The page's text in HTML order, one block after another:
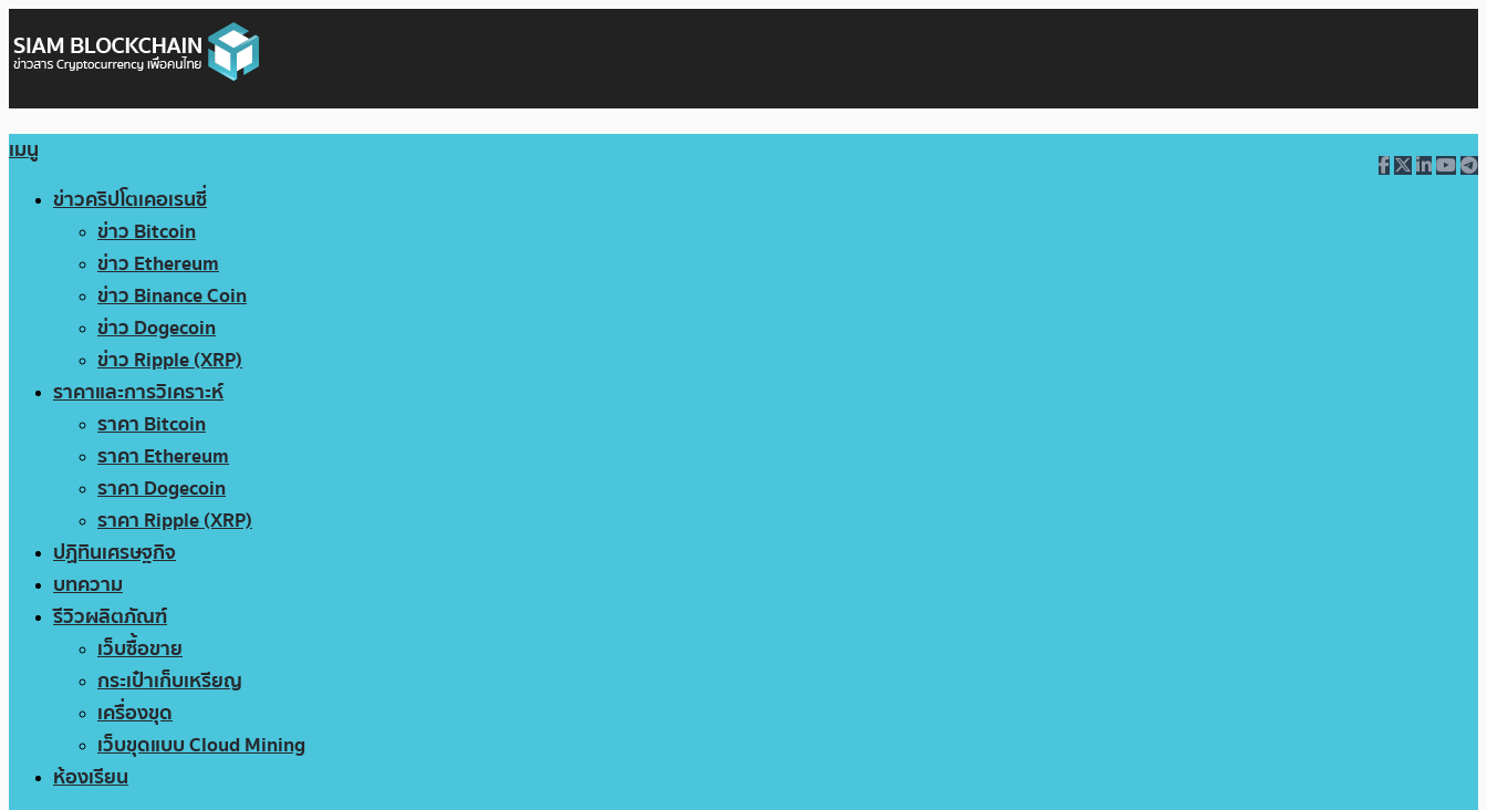
เมนู
ข่าวคริปโตเคอเรนซี่
ข่าว Bitcoin
ข่าว Ethereum
ข่าว Binance Coin
ข่าว Dogecoin
ข่าว Ripple (XRP)
ราคาและการวิเคราะห์
ราคา Bitcoin
ราคา Ethereum
ราคา Dogecoin
ราคา Ripple (XRP)
ปฏิทินเศรษฐกิจ
บทความ
รีวิวผลิตภัณฑ์
เว็บซื้อขาย
กระเป๋าเก็บเหรียญ
เครื่องขุด
เว็บขุดแบบ Cloud Mining
ห้องเรียน